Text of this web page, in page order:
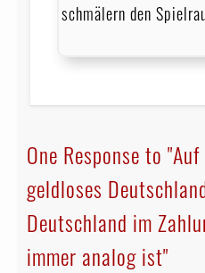
schmälern den
One Response to
geld­loses
Deutschland im
immer analog ist"